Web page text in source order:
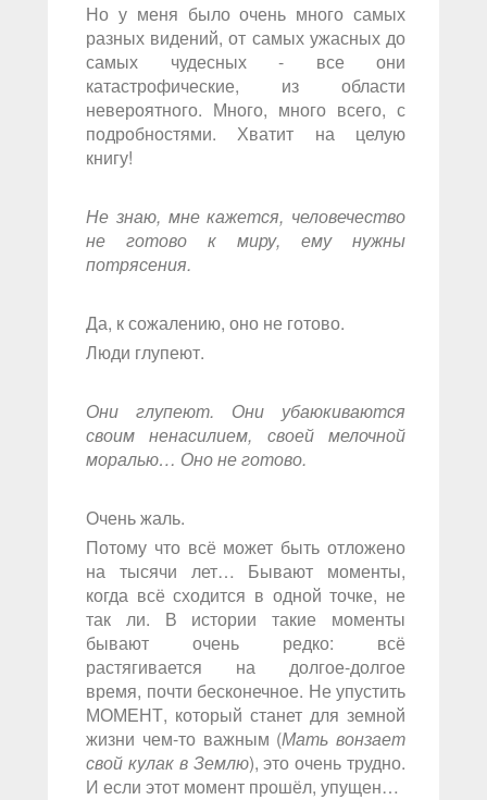
Но у меня было очень много самых
разных видений, от самых ужасных до
самых чудесных - все они
катастрофические, из области
невероятного. Много, много всего, с
подробностями. Хватит на целую
книгу!
Не знаю, мне кажется, человечество
не готово к миру, ему нужны
потрясения.
Да, к сожалению, оно не готово.
Люди глупеют.
Они глупеют. Они убаюкиваются
своим ненасилием, своей мелочной
моралью… Оно не готово.
Очень жаль.
Потому что всё может быть отложено
на тысячи лет… Бывают моменты,
когда всё сходится в одной точке, не
так ли. В истории такие моменты
бывают очень редко: всё
растягивается на долгое-долгое
время, почти бесконечное. Не упустить
МОМЕНТ, который станет для земной
жизни чем-то важным (Мать вонзает
свой кулак в Землю), это очень трудно.
И если этот момент прошёл, упущен…